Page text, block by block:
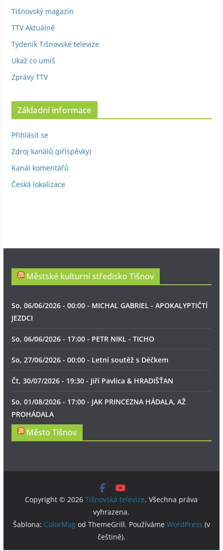
Tišnovský magazín
TTV Aktuálně
Týdeník Tišnovské televize
Ukaž co umíš
Zprávy TTV
Základní informace
Přihlásit se
Zdroj kanálů (příspěvky)
Kanál komentářů
Česká lokalizace
Městské kulturní středisko Tišnov
So, 06/06/2026 - 00:00 - MICHAL GABRIEL - APOKALYPTIČTÍ
JEZDCI
So, 06/06/2026 - 17:00 - PETR NIKL - TICHO
So, 27/06/2026 - 00:00 - Letní soutěž s Déčkem
Čt, 30/07/2026 - 19:30 - Jiří Pavlica & HRADIŠŤAN
So, 01/08/2026 - 17:00 - JAK PRINCEZNA HÁDALA, AŽ
PROHÁDALA
Město Tišnov
Copyright © 2026Tišnovská televize. Všechna práva
vyhrazena.
Šablona: ColorMagod ThemeGrill. Používáme WordPress (v
češtině).